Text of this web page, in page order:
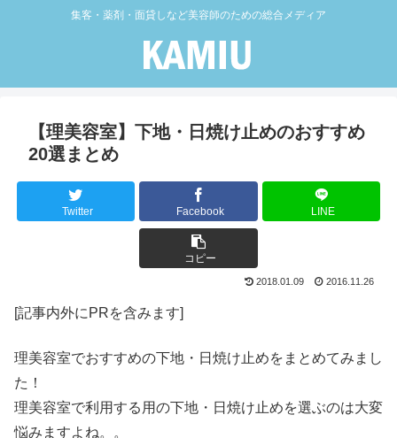
集客・薬剤・面貸しなど美容師のための総合メディア
【理美容室】下地・日焼け止めのおすすめ
20選まとめ
Twitter Facebook LINE
コピー
2018.01.09 2016.11.26
[記事内外にPRを含みます]
理美容室でおすすめの下地・日焼け止めをまとめてみまし
た！
理美容室で利用する用の下地・日焼け止めを選ぶのは大変
悩みますよね。。